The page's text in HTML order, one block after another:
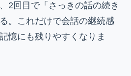
2回目で「さっきの話の続き
。これだけで会話の継続感
憶にも残りやすくなりま